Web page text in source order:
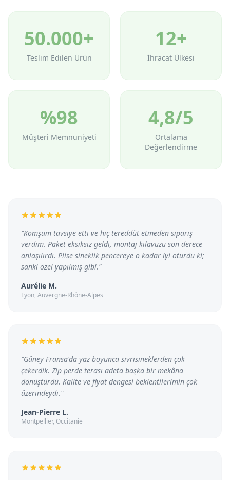
50.000+
Teslim Edilen Ürün
12+
İhracat Ülkesi
%98
Müşteri Memnuniyeti
4,8/5
Ortalama
Değerlendirme
"Komşum tavsiye etti ve hiç tereddüt etmeden sipariş
verdim. Paket eksiksiz geldi, montaj kılavuzu son derece
anlaşılırdı. Plise sineklik pencereye o kadar iyi oturdu ki;
sanki özel yapılmış gibi."
Aurélie M.
Lyon, Auvergne-Rhône-Alpes
"Güney Fransa'da yaz boyunca sivrisineklerden çok
çekerdik. Zip perde terası adeta başka bir mekâna
dönüştürdü. Kalite ve fiyat dengesi beklentilerimin çok
üzerindeydi."
Jean-Pierre L.
Montpellier, Occitanie